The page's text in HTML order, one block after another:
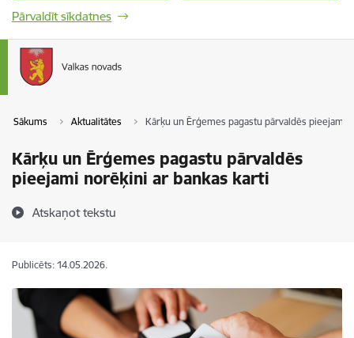
Pārvaldīt sīkdatnes
Sākums Aktualitātes Kārķu un Ērģemes pagastu pārvaldēs pieejami
Kārķu un Ērģemes pagastu pārvaldēs
pieejami norēķini ar bankas karti
Atskaņot tekstu
Publicēts: 14.05.2026.